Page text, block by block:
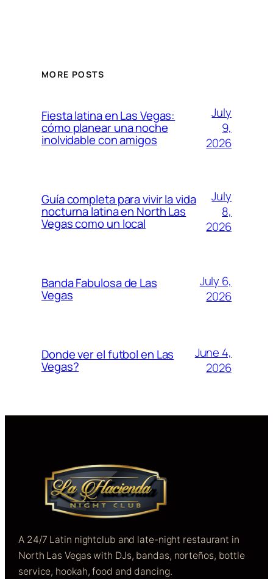
MORE POSTS
Fiesta latina en Las Vegas:
cómo planear una noche
inolvidable con amigos
July
9,
2026
Guía completa para vivir la vida
nocturna latina en North Las
Vegas como un local
July
8,
2026
Banda Fabulosa de Las
Vegas
July 6,
2026
Donde ver el futbol en Las
Vegas?
June 4,
2026
A 24/7 Latin nightclub and late-night restaurant in
North Las Vegas with DJs, bandas, norteños, bottle
service, hookah, food and dancing.